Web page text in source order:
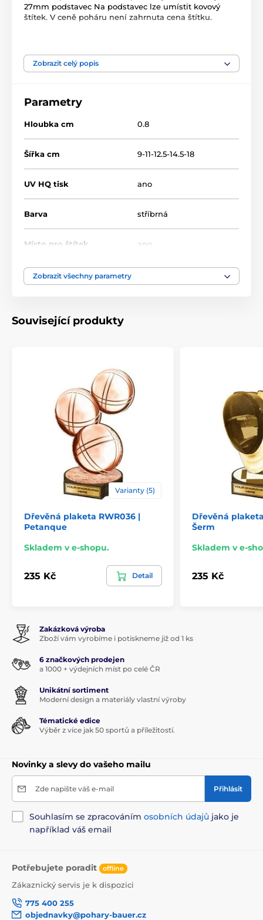
27mm podstavec Na podstavec lze umístit kovový
štítek. V ceně poháru není zahrnuta cena štítku.
Petanque Dřevěné trofeje RW
Zobrazit celý popis
Parametry
Hloubka cm 0.8
Šířka cm 9-11-12.5-14.5-18
UV HQ tisk ano
Barva stříbrná
Místo pro štítek ano
Výška cm
Způsob personalizace
Zobrazit všechny parametry
Související produkty
Varianty (5)
Dřevěná plaketa RWR036 |
Petanque
Skladem v e-shopu.
235 Kč Detail
Dřevěná
Šerm
Skladem v e-
235 Kč
Zakázková výroba
Zboží vám vyrobíme i potiskneme již od 1 ks
6 značkových prodejen
a 1000 + výdejních míst po celé ČR
Unikátní sortiment
Moderní design a materiály vlastní výroby
Tématické edice
Výběr z více jak 50 sportů a příležitostí.
Novinky a slevy do vašeho mailu
Zde napište váš e-mail Přihlásit
Souhlasím se zpracováním osobních údajů jako je
například váš email
Potřebujete poradit offline
Zákaznický servis je k dispozici
775 400 255
objednavky@pohary-bauer.cz